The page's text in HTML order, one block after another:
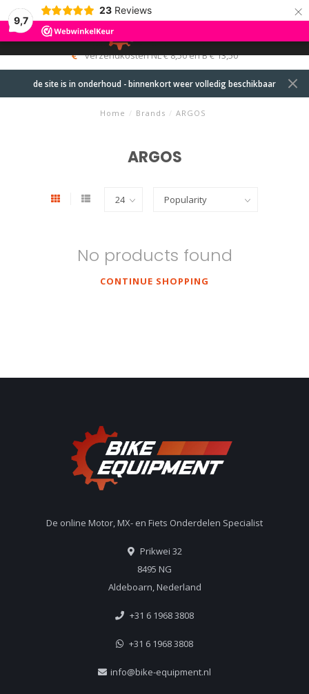
9,7
23 Reviews ×
MENU
0
verzendkosten NL € 8,50 en B € 13,50
de site is in onderhoud - binnenkort weer volledig beschikbaar
Home / Brands / ARGOS
ARGOS
No products found
CONTINUE SHOPPING
De online Motor, MX- en Fiets Onderdelen Specialist
Prikwei 32
8495 NG
Aldeboarn, Nederland
+31 6 1968 3808
+31 6 1968 3808
info@bike-equipment.nl